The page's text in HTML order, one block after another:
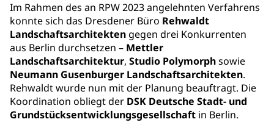
Im Rahmen des an RPW 2023 angelehnten Verfahrens
konnte sich das Dresdener Büro Rehwaldt
Landschaftsarchitekten gegen drei Konkurrenten
aus Berlin durchsetzen – Mettler
Landschaftsarchitektur, Studio Polymorphsowie
Neumann Gusenburger Landschaftsarchitekten.
Rehwaldt wurde nun mit der Planung beauftragt. Die
Koordination obliegt der DSK Deutsche Stadt- und
Grundstücksentwicklungsgesellschaft in Berlin.